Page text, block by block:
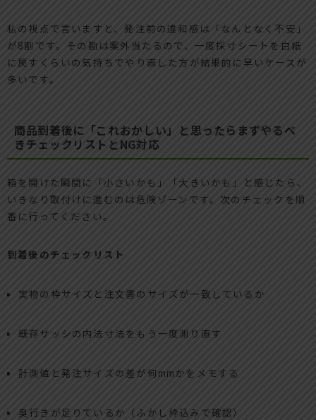
私の視点で言いますと、発注前の違和感は「なんとなく不安」
が8割です。その勘は案外当たるので、一度採寸シートを白紙
に戻すくらいの気持ちでやり直した方が結果的に早いケースが
多いです。
商品到着後に「これおかしい」と思ったらまずやるべ
きチェックリストとNG対応
箱を開けた瞬間に「小さいかも」「大きいかも」と感じたら、
いきなり取付けに進むのは危険ゾーンです。次のチェックを順
番に行ってください。
到着後のチェックリスト
実物の枠サイズと注文書のサイズが一致しているか
既存サッシの内法寸法をもう一度測り直す
計測値と発注サイズの差が何mmかをメモする
奥行きが足りているか（ふかし枠込みで確認）